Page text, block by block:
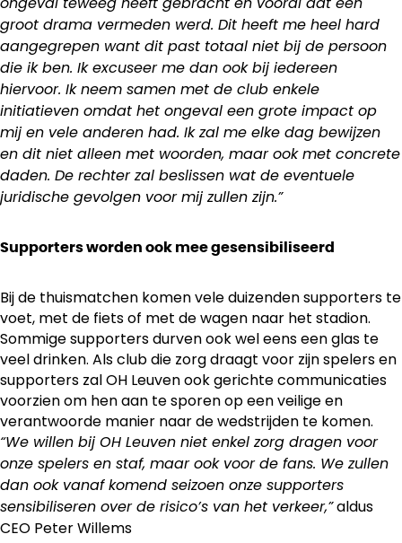
ongeval teweeg heeft gebracht en vooral dat een
groot drama vermeden werd. Dit heeft me heel hard
aangegrepen want dit past totaal niet bij de persoon
die ik ben. Ik excuseer me dan ook bij iedereen
hiervoor. Ik neem samen met de club enkele
initiatieven omdat het ongeval een grote impact op
mij en vele anderen had. Ik zal me elke dag bewijzen
en dit niet alleen met woorden, maar ook met concrete
daden. De rechter zal beslissen wat de eventuele
juridische gevolgen voor mij zullen zijn.”
Supporters worden ook mee gesensibiliseerd
Bij de thuismatchen komen vele duizenden supporters te
voet, met de fiets of met de wagen naar het stadion.
Sommige supporters durven ook wel eens een glas te
veel drinken. Als club die zorg draagt voor zijn spelers en
supporters zal OH Leuven ook gerichte communicaties
voorzien om hen aan te sporen op een veilige en
verantwoorde manier naar de wedstrijden te komen.
“We willen bij OH Leuven niet enkel zorg dragen voor
onze spelers en staf, maar ook voor de fans. We zullen
dan ook vanaf komend seizoen onze supporters
sensibiliseren over de risico’s van het verkeer,”aldus
CEO Peter Willems